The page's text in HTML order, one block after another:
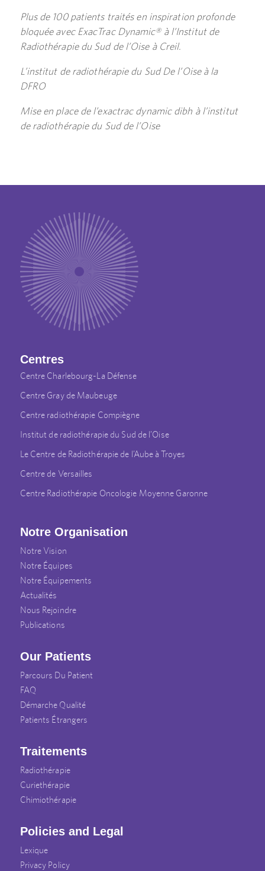
Plus de 100 patients traités en inspiration profonde
bloquée avec ExacTrac Dynamic® à l’Institut de
Radiothérapie du Sud de l’Oise à Creil.
L’institut de radiothérapie du Sud De l’Oise à la
DFRO
Mise en place de l’exactrac dynamic dibh à l’institut
de radiothérapie du Sud de l’Oise
Centres
Centre Charlebourg-La Défense
Centre Gray de Maubeuge
Centre radiothérapie Compiègne
Institut de radiothérapie du Sud de l’Oise
Le Centre de Radiothérapie de l’Aube à Troyes
Centre de Versailles
Centre Radiothérapie Oncologie Moyenne Garonne
Notre Organisation
Notre Vision
Notre Équipes
Notre Équipements
Actualités
Nous Rejoindre
Publications
Our Patients
Parcours Du Patient
FAQ
Démarche Qualité
Patients Étrangers
Traitements
Radiothérapie
Curiethérapie
Chimiothérapie
Policies and Legal
Lexique
Privacy Policy